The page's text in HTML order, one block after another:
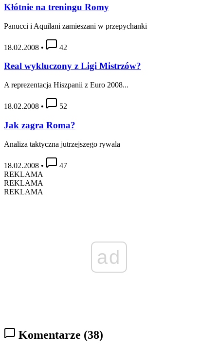
Kłótnie na treningu Romy
Panucci i Aquilani zamieszani w przepychanki
18.02.2008 • 42
Real wykluczony z Ligi Mistrzów?
A reprezentacja Hiszpanii z Euro 2008...
18.02.2008 • 52
Jak zagra Roma?
Analiza taktyczna jutrzejszego rywala
18.02.2008 •
47
REKLAMA
REKLAMA
REKLAMA
ad
Komentarze (38)